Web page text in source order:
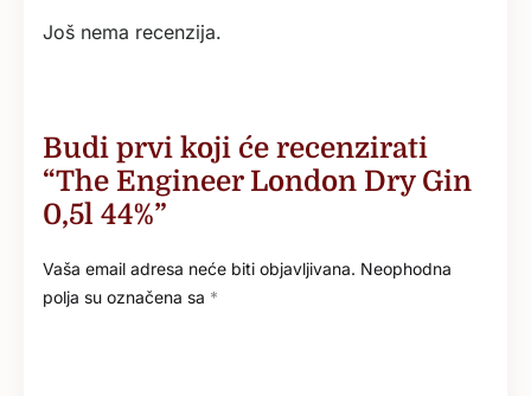
Još nema recenzija.
Budi prvi koji će recenzirati
“The Engineer London Dry Gin
0,5l 44%”
Vaša email adresa neće biti objavljivana. Neophodna
polja su označena sa *